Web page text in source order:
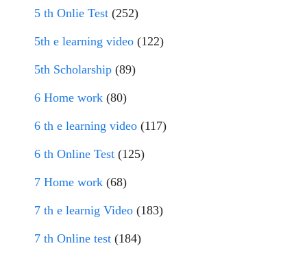
5 th Onlie Test (252)
5th e learning video (122)
5th Scholarship (89)
6 Home work (80)
6 th e learning video (117)
6 th Online Test (125)
7 Home work (68)
7 th e learnig Video (183)
7 th Online test (184)